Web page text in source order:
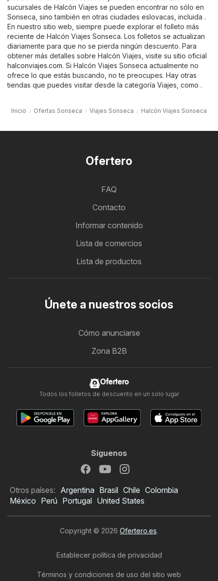
sucursales de Halcón Viajes se pueden encontrar no sólo en
Sonseca, sino también en otras ciudades eslovacas, incluida .
En nuestro sitio web, siempre puede explorar el folleto más
reciente de Halcón Viajes Sonseca. Los folletos se actualizan
diariamente para que no se pierda ningún descuento. Para
obtener más detalles sobre Halcón Viajes, visite su sitio oficial
halconviajes.com. Si Halcón Viajes Sonseca actualmente no
ofrece lo que estás buscando, no te preocupes. Hay otras
tiendas que puedes visitar desde la categoría Viajes , como .
Inicio Ofertas Sonseca Viajes Sonseca Halcón Viajes Sonseca
Ofertero
FAQ
Contacto
Informar contenido
Lista de comercios
Lista de productos
Únete a nuestros socios
Cómo anunciarse
Zona B2B
Ofertero
Todos los folletos de descuento en un solo lugar
Síguenos
Otros países: Argentina Brasil Chile Colombia
México Perú Portugal United States
Copyright © 2026 Ofertero.es.
Establecer política de privacidad
Términos y condiciones de uso del sitio web